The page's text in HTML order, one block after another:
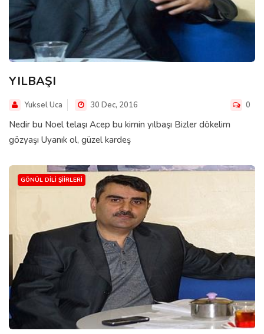
YILBAŞI
Yuksel Uca 30 Dec, 2016 0
Nedir bu Noel telaşı Acep bu kimin yılbaşı Bizler dökelim
gözyaşı Uyanık ol, güzel kardeş
GÖNÜL DILI ŞIIRLERI